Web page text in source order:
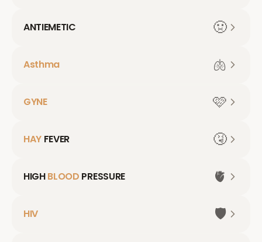
ANTIEMETIC 🤢
Asthma 🫁
GYNE 🩷
HAY FEVER 🤧
HIGHBLOOD PRESSURE 🫀
HIV
🛡️